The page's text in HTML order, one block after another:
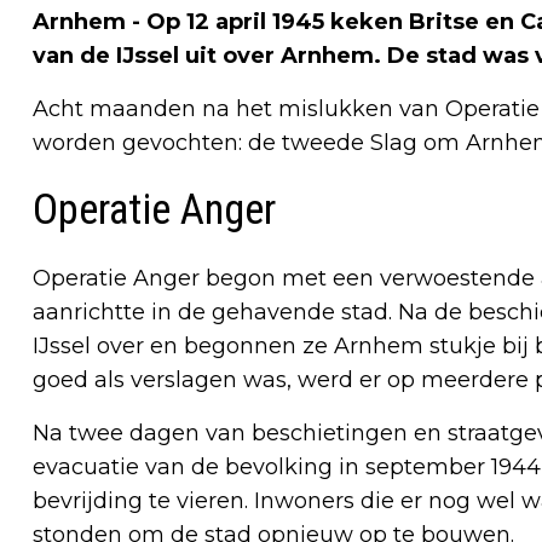
Arnhem - Op 12 april 1945 keken Britse en
van de IJssel uit over Arnhem. De stad
Acht maanden na het mislukken van
worden gevochten: de tweede Slag om
Operatie Anger
Operatie Anger begon met een
aanrichtte in de gehavende stad. Na de
IJssel over en begonnen ze Arnhem stukje
goed als verslagen was, werd er op
Na twee dagen van beschietingen en
evacuatie van de bevolking in september
bevrijding te vieren. Inwoners die er nog wel
stonden om de stad opnieuw op te bouwen.